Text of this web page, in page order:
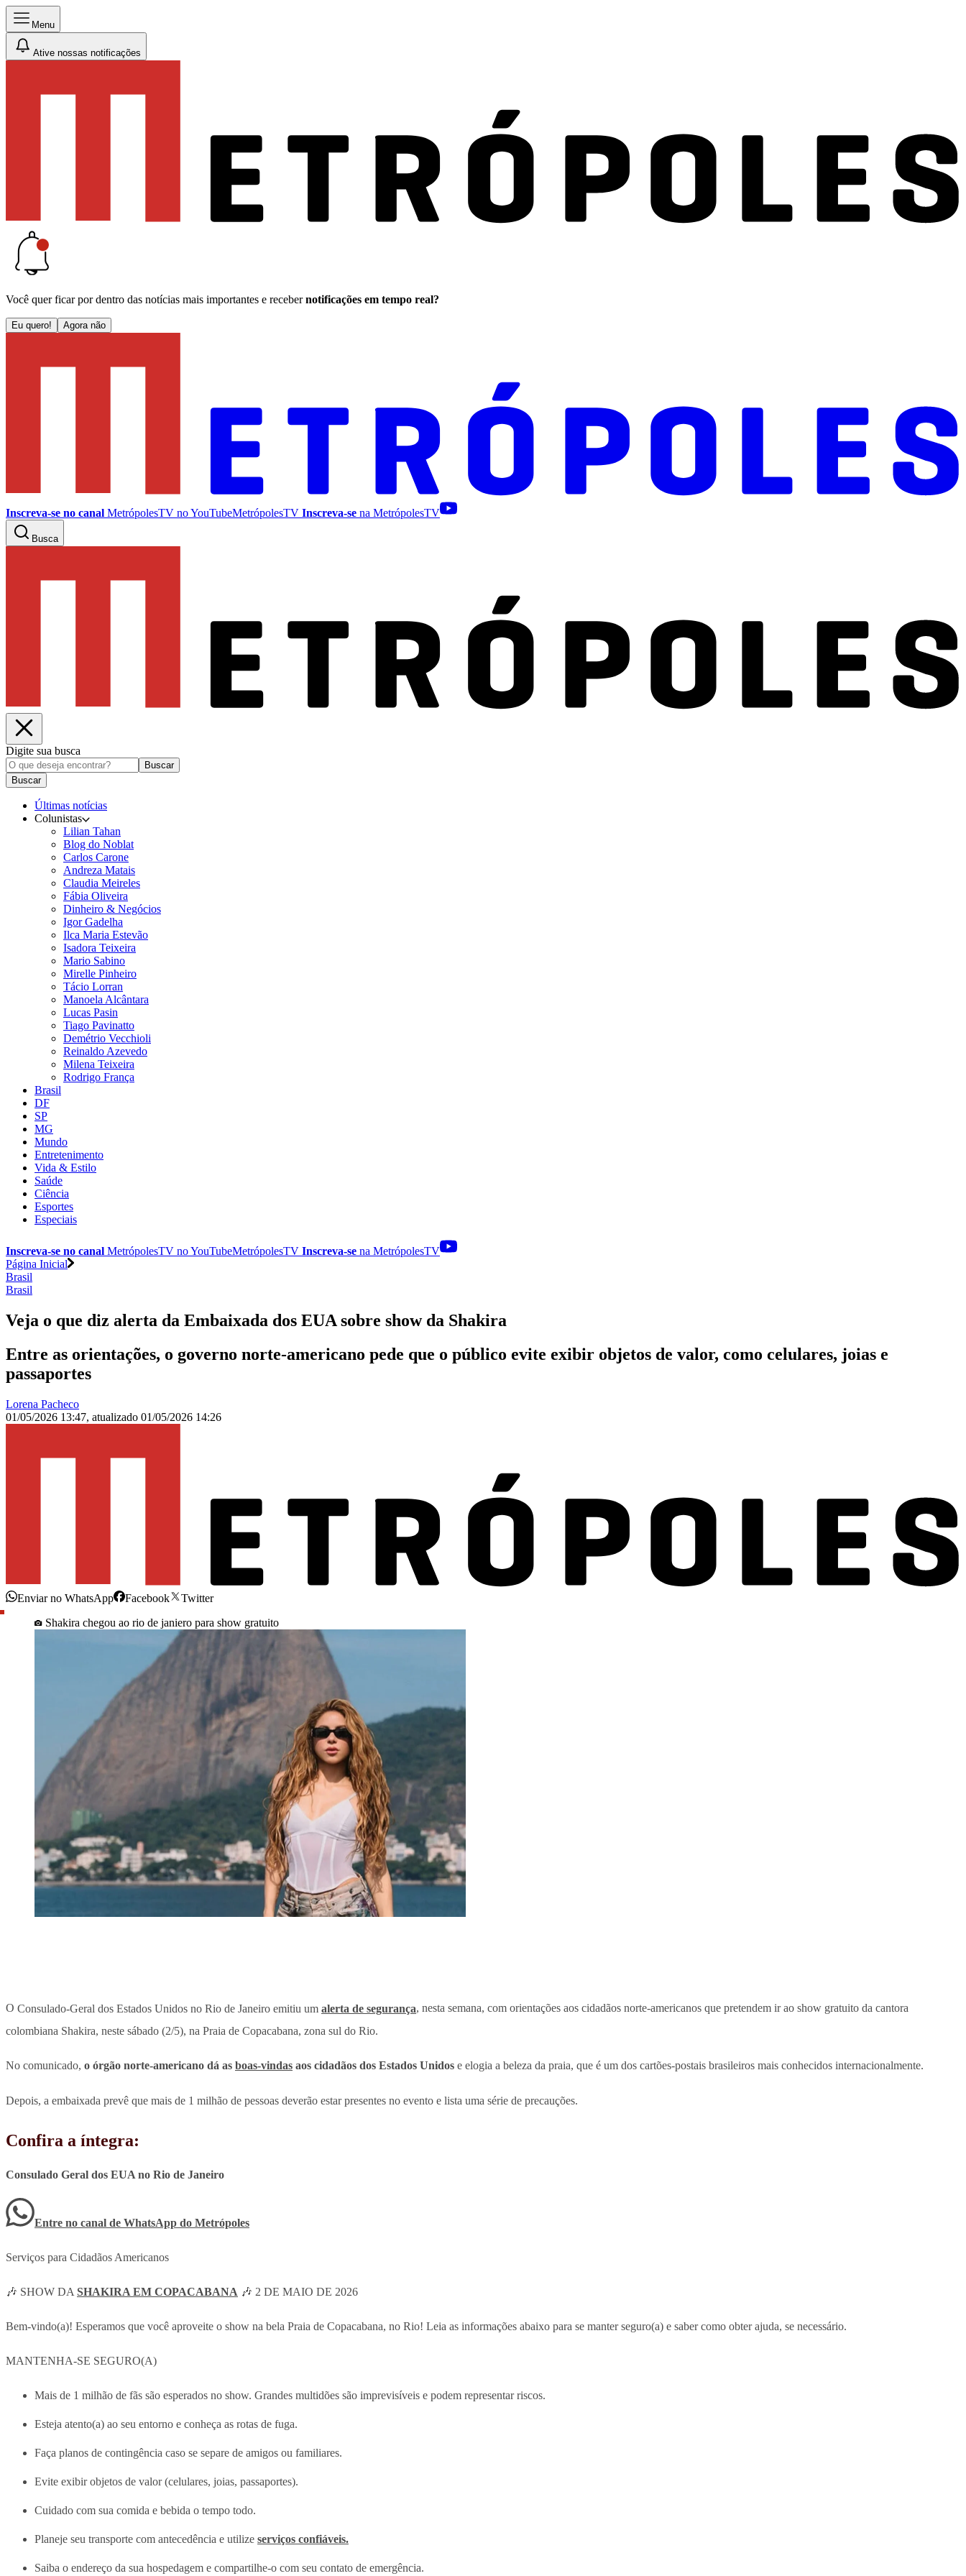
Menu
Ative nossas notificações
Você quer ficar por dentro das notícias mais importantes e receber notificações em tempo real?
Eu quero! Agora não
Inscreva-se no canal MetrópolesTV noYouTubeMetrópolesTV Inscreva-se na MetrópolesTV
Busca
Digite sua busca
Buscar
Buscar
Últimas notícias
Colunistas
Lilian Tahan
Blog do Noblat
Carlos Carone
Andreza Matais
Claudia Meireles
Fábia Oliveira
Dinheiro & Negócios
Igor Gadelha
Ilca Maria Estevão
Isadora Teixeira
Mario Sabino
Mirelle Pinheiro
Tácio Lorran
Manoela Alcântara
Lucas Pasin
Tiago Pavinatto
Demétrio Vecchioli
Reinaldo Azevedo
Milena Teixeira
Rodrigo França
Brasil
DF
SP
MG
Mundo
Entretenimento
Vida & Estilo
Saúde
Ciência
Esportes
Especiais
Inscreva-se no canal MetrópolesTV noYouTubeMetrópolesTV Inscreva-se na MetrópolesTV
Página Inicial
Brasil
Brasil
Veja o que diz alerta da Embaixada dos EUA sobre show da Shakira
Entre as orientações, o governo norte-americano pede que o público evite exibir objetos de valor, como celulares, joias e
passaportes
Lorena Pacheco
01/05/2026 13:47, atualizado 01/05/2026 14:26
Enviar no WhatsApp Facebook
Twitter
Shakira chegou ao rio de janiero para show gratuito
O Consulado-Geral dos Estados Unidos no Rio de Janeiro emitiu um alerta de segurança, nesta semana, com orientações aos cidadãos norte-americanos que pretendem ir ao show gratuito da cantora
colombiana Shakira, neste sábado (2/5), na Praia de Copacabana, zona sul do Rio.
No comunicado, o órgão norte-americano dá as boas-vindas aos cidadãos dos Estados Unidos e elogia a beleza da praia, que é um dos cartões-postais brasileiros mais conhecidos internacionalmente.
Depois, a embaixada prevê que mais de 1 milhão de pessoas deverão estar presentes no evento e lista uma série de precauções.
Confira a íntegra:
Consulado Geral dos EUA no Rio de Janeiro
Entre no canal de WhatsApp do Metrópoles
Serviços para Cidadãos Americanos
🎶 SHOW DA SHAKIRA EM COPACABANA 🎶 2 DE MAIO DE 2026
Bem-vindo(a)! Esperamos que você aproveite o show na bela Praia de Copacabana, no Rio! Leia as informações abaixo para se manter seguro(a) e saber como obter ajuda, se necessário.
MANTENHA-SE SEGURO(A)
Mais de 1 milhão de fãs são esperados no show. Grandes multidões são imprevisíveis e podem representar riscos.
Esteja atento(a) ao seu entorno e conheça as rotas de fuga.
Faça planos de contingência caso se separe de amigos ou familiares.
Evite exibir objetos de valor (celulares, joias, passaportes).
Cuidado com sua comida e bebida o tempo todo.
Planeje seu transporte com antecedência e utilize serviços confiáveis.
Saiba o endereço da sua hospedagem e compartilhe-o com seu contato de emergência.